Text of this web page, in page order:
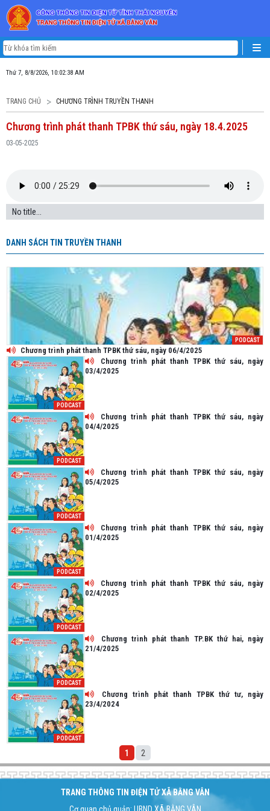
Thứ 7, 8/8/2026, 10:02:38 AM
TRANG CHỦ CHƯƠNG TRÌNH TRUYỀN THANH
Chương trình phát thanh TPBK thứ sáu, ngày 18.4.2025
03-05-2025
No title...
DANH SÁCH TIN TRUYỀN THANH
PODCAST
Chương trình phát thanh TPBK thứ sáu, ngày 06/4/2025
PODCAST
Chương trình phát thanh TPBK thứ sáu, ngày
03/4/2025
PODCAST
Chương trình phát thanh TPBK thứ sáu, ngày
04/4/2025
PODCAST
Chương trình phát thanh TPBK thứ sáu, ngày
05/4/2025
PODCAST
Chương trình phát thanh TPBK thứ sáu, ngày
01/4/2025
PODCAST
Chương trình phát thanh TPBK thứ sáu, ngày
02/4/2025
PODCAST
Chương trình phát thanh TP.BK thứ hai, ngày
21/4/2025
PODCAST
Chương trình phát thanh TPBK thứ tư, ngày
23/4/2024
1 2
TRANG THÔNG TIN ĐIỆN TỬ XÃ BẰNG VÂN